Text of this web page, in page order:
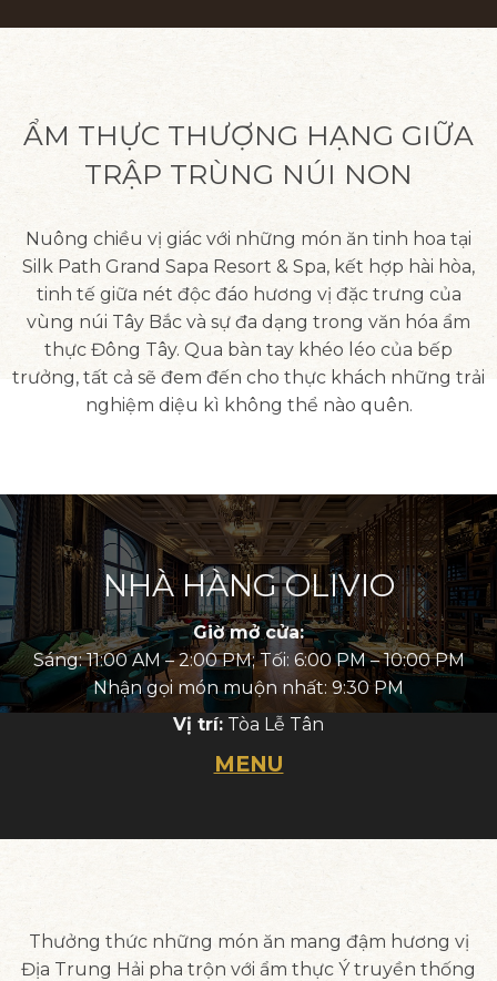
ẨM THỰC THƯỢNG HẠNG GIỮA
TRẬP TRÙNG NÚI NON
Nuông chiều vị giác với những món ăn tinh hoa tại
Silk Path Grand Sapa Resort & Spa, kết hợp hài hòa,
tinh tế giữa nét độc đáo hương vị đặc trưng của
vùng núi Tây Bắc và sự đa dạng trong văn hóa ẩm
thực Đông Tây. Qua bàn tay khéo léo của bếp
trưởng, tất cả sẽ đem đến cho thực khách những trải
nghiệm diệu kì không thể nào quên.
NHÀ HÀNG OLIVIO
Giờ mở cửa:
Sáng: 11:00 AM – 2:00 PM; Tối: 6:00 PM – 10:00 PM
Nhận gọi món muộn nhất: 9:30 PM
Vị trí: Tòa Lễ Tân
MENU
Thưởng thức những món ăn mang đậm hương vị
Địa Trung Hải pha trộn với ẩm thực Ý truyền thống